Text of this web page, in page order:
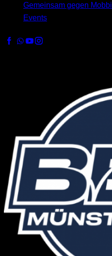
Gemeinsam gegen
Events